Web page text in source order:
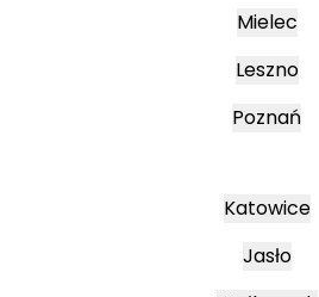
Mielec
Leszno
Poznań
Katowice
Jasło